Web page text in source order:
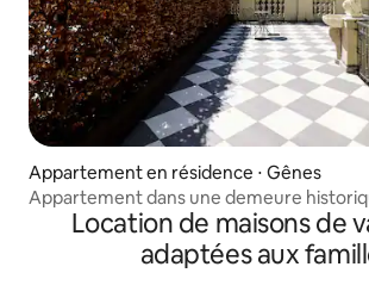
Appartement en résidence ⋅ Gênes
Appartement dans une demeure
centre de Gênes
Location de maisons de
adaptées aux